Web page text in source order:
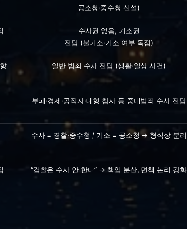
공소청·중수청 신설)
수사권 없음, 기소권
전담(불기소·기소 여부 독점)
일반 범죄 수사 전담 (생활·일상 사건)
부패·경제·공직자·대형 참사 등 중대범죄 수사 전담
수사 = 경찰·중수청 / 기소 = 공소청 → 형식상 분리
“검찰은 수사 안 한다” → 책임 분산, 면책 논리 강화